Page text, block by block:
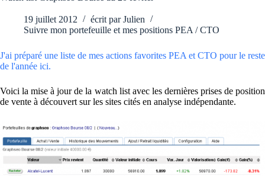
19 juillet 2012 écrit par Julien
Suivre mon portefeuille et mes positions PEA / CTO
J'ai préparé une liste de mes actions favorites PEA et CTO pour le reste
de l'année ici.
Voici la mise à jour de la watch list avec les dernières prises de position
de vente à découvert sur les sites cités en analyse indépendante.